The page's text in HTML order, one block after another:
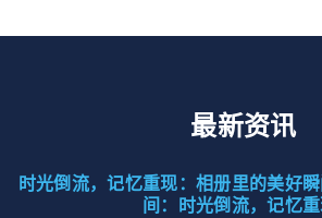
最新资讯
时光倒流，记忆重现：相册里的美好
间：时光倒流，记忆